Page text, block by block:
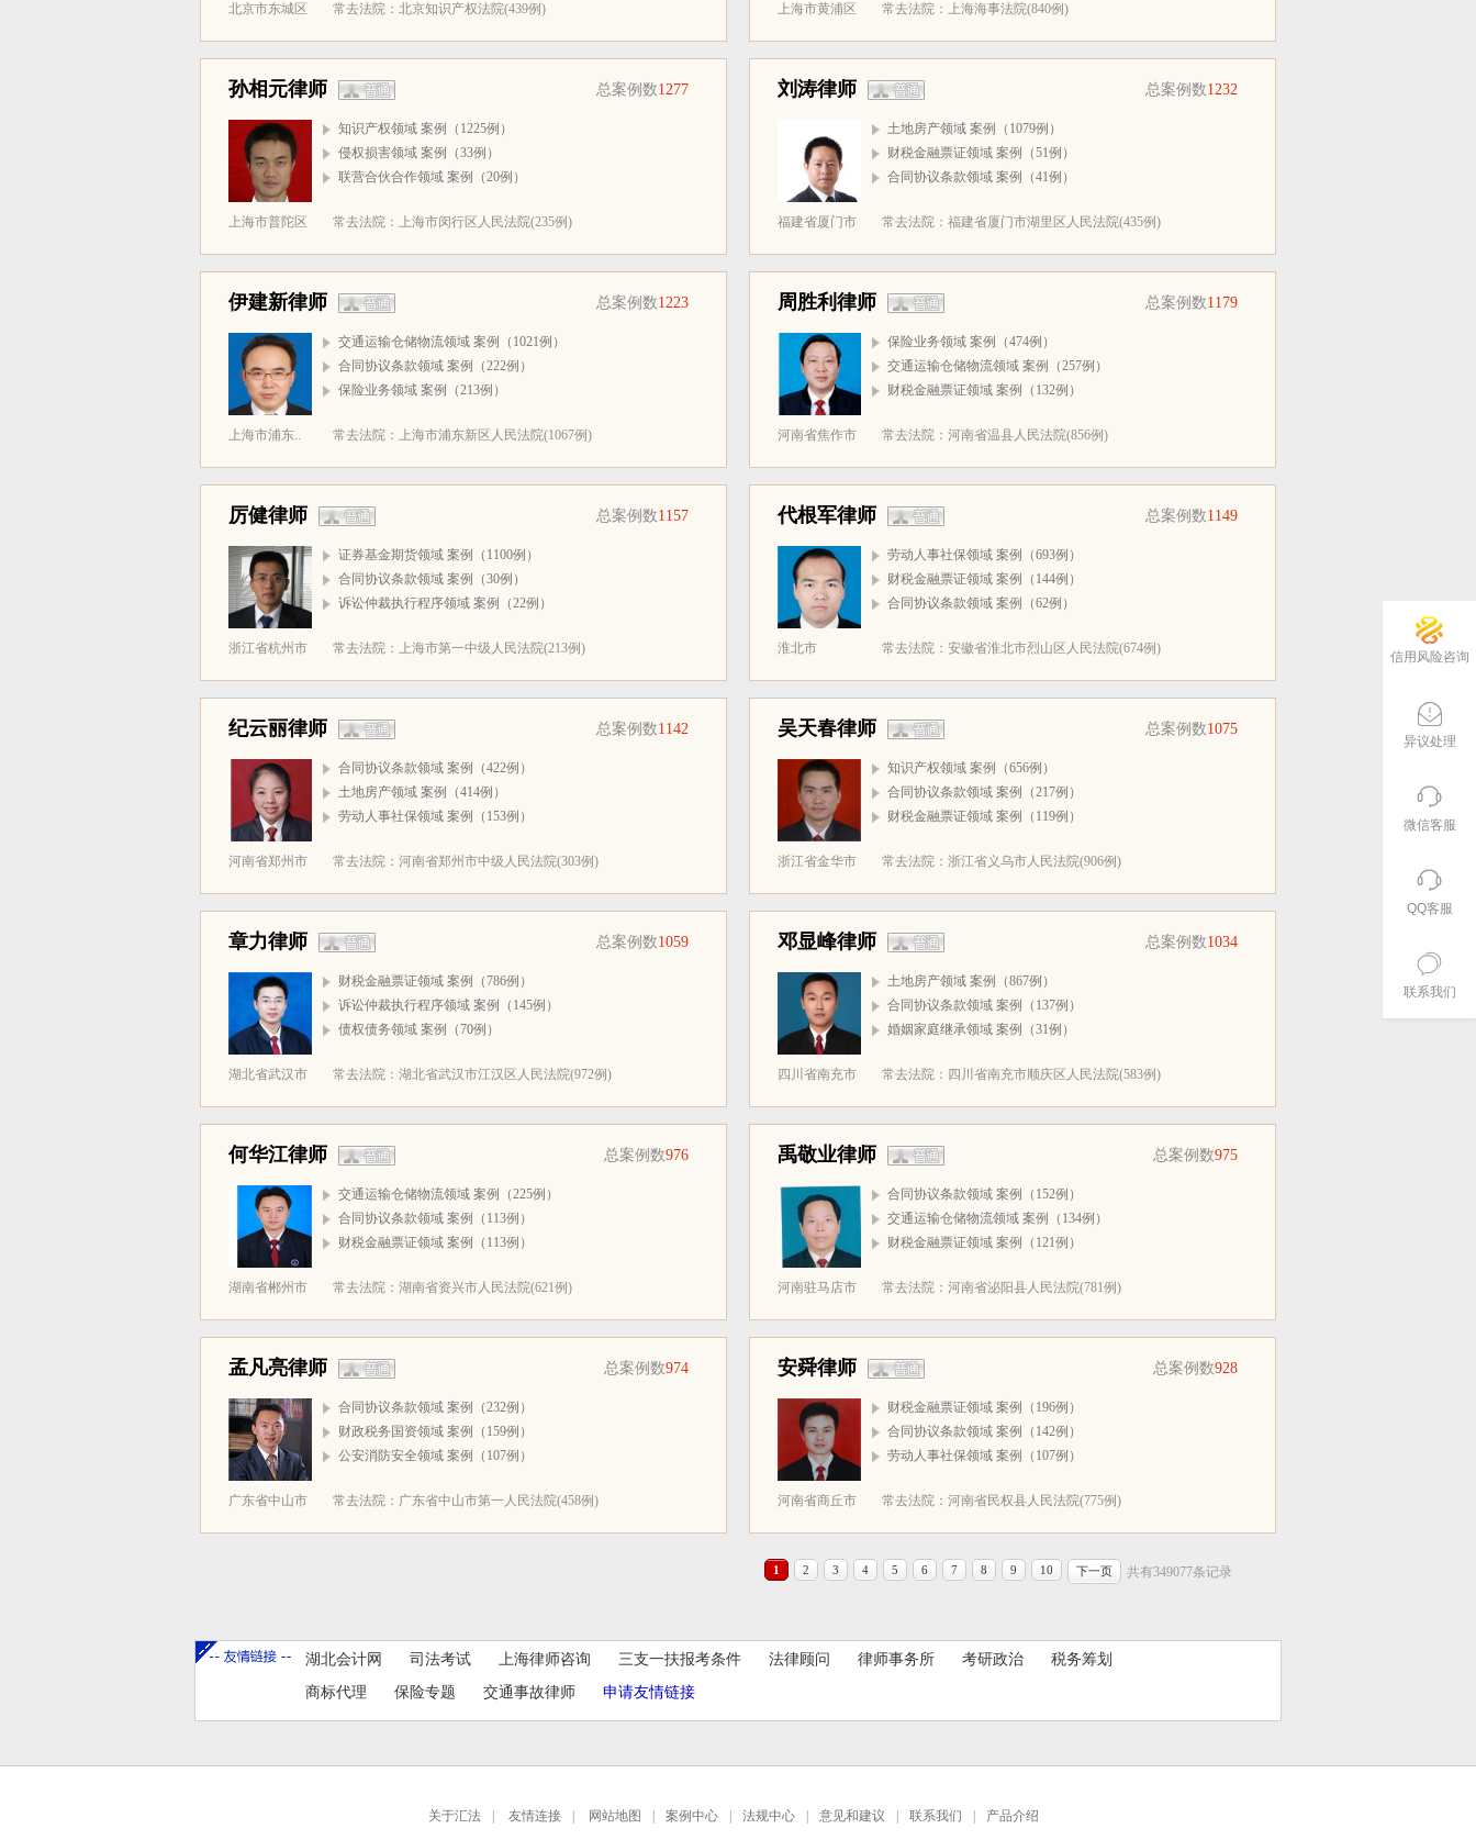
北京市东城区 常去法院：北京知识产权法院(439例) 上海市黄浦区 常去法院：上海海事法院(840例)
孙相元律师 总案例数1277
知识产权领域 案例（1225例）
侵权损害领域 案例（33例）
联营合伙合作领域 案例（20例）
上海市普陀区 常去法院：上海市闵行区人民法院(235例)
刘涛律师 总案例数1232
土地房产领域 案例（1079例）
财税金融票证领域 案例（51例）
合同协议条款领域 案例（41例）
福建省厦门市 常去法院：福建省厦门市湖里区人民法院(435例)
伊建新律师 总案例数1223
交通运输仓储物流领域 案例（1021例）
合同协议条款领域 案例（222例）
保险业务领域 案例（213例）
上海市浦东.. 常去法院：上海市浦东新区人民法院(1067例)
周胜利律师 总案例数1179
保险业务领域 案例（474例）
交通运输仓储物流领域 案例（257例）
财税金融票证领域 案例（132例）
河南省焦作市 常去法院：河南省温县人民法院(856例)
厉健律师 总案例数1157
证券基金期货领域 案例（1100例）
合同协议条款领域 案例（30例）
诉讼仲裁执行程序领域 案例（22例）
浙江省杭州市 常去法院：上海市第一中级人民法院(213例)
代根军律师 总案例数1149
劳动人事社保领域 案例（693例）
财税金融票证领域 案例（144例）
合同协议条款领域 案例（62例）
淮北市 常去法院：安徽省淮北市烈山区人民法院(674例)
纪云丽律师 总案例数1142
合同协议条款领域 案例（422例）
土地房产领域 案例（414例）
劳动人事社保领域 案例（153例）
河南省郑州市 常去法院：河南省郑州市中级人民法院(303例)
吴天春律师 总案例数1075
知识产权领域 案例（656例）
合同协议条款领域 案例（217例）
财税金融票证领域 案例（119例）
浙江省金华市 常去法院：浙江省义乌市人民法院(906例)
章力律师 总案例数1059
财税金融票证领域 案例（786例）
诉讼仲裁执行程序领域 案例（145例）
债权债务领域 案例（70例）
湖北省武汉市 常去法院：湖北省武汉市江汉区人民法院(972例)
邓显峰律师 总案例数1034
土地房产领域 案例（867例）
合同协议条款领域 案例（137例）
婚姻家庭继承领域 案例（31例）
四川省南充市 常去法院：四川省南充市顺庆区人民法院(583例)
何华江律师 总案例数976
交通运输仓储物流领域 案例（225例）
合同协议条款领域 案例（113例）
财税金融票证领域 案例（113例）
湖南省郴州市 常去法院：湖南省资兴市人民法院(621例)
禹敬业律师 总案例数975
合同协议条款领域 案例（152例）
交通运输仓储物流领域 案例（134例）
财税金融票证领域 案例（121例）
河南驻马店市 常去法院：河南省泌阳县人民法院(781例)
孟凡亮律师 总案例数974
合同协议条款领域 案例（232例）
财政税务国资领域 案例（159例）
公安消防安全领域 案例（107例）
广东省中山市 常去法院：广东省中山市第一人民法院(458例)
安舜律师 总案例数928
财税金融票证领域 案例（196例）
合同协议条款领域 案例（142例）
劳动人事社保领域 案例（107例）
河南省商丘市 常去法院：河南省民权县人民法院(775例)
1 2 3 4 5 6 7 8 9 10 下一页 共有349077条记录
湖北会计网 司法考试 上海律师咨询 三支一扶报考条件 法律顾问 律师事务所 考研政治
税务筹划
商标代理
保险专题 交通事故律师 申请友情链接
信用风险咨询
异议处理
微信客服
QQ客服
联系我们
关于汇法 友情连接 网站地图 案例中心 法规中心 意见和建议 联系我们 产品介绍